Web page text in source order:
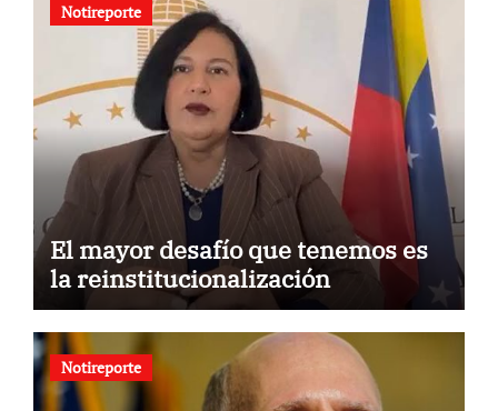
Notireporte
El mayor desafío que tenemos es
la reinstitucionalización
Notireporte